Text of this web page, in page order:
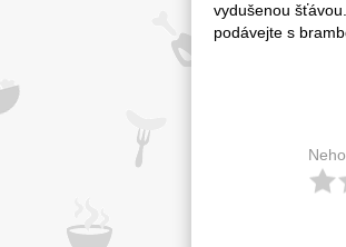
vydušenou
podávejte s